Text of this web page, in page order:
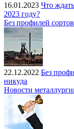
16.01.2023 Что
2023 году?
Без профилей
22.12.2022 Без
никуда
Новости